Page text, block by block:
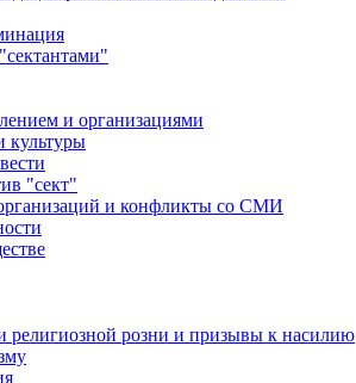
и организациями
культуры
"сект"
и конфликты со СМИ
религиозной розни и призывы к насилию